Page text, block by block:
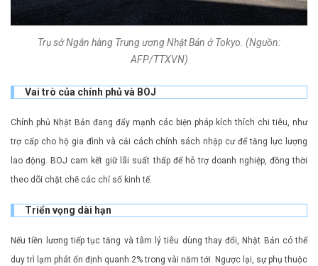
Trụ sở Ngân hàng Trung ương Nhật Bản ở Tokyo. (Nguồn:
AFP/TTXVN)
Vai trò của chính phủ và BOJ
Chính phủ Nhật Bản đang đẩy mạnh các biện pháp kích thích chi tiêu, như
trợ cấp cho hộ gia đình và cải cách chính sách nhập cư để tăng lực lượng
lao động. BOJ cam kết giữ lãi suất thấp để hỗ trợ doanh nghiệp, đồng thời
theo dõi chặt chẽ các chỉ số kinh tế.
Triển vọng dài hạn
Nếu tiền lương tiếp tục tăng và tâm lý tiêu dùng thay đổi, Nhật Bản có thể
duy trì lạm phát ổn định quanh 2% trong vài năm tới. Ngược lại, sự phụ thuộc